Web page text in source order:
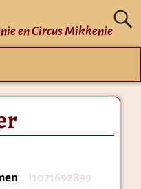
en Circus Mikkenie
I1071692899